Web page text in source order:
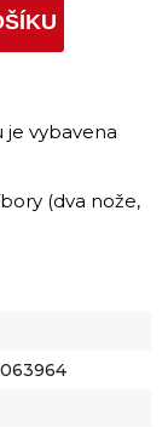
je vybavena
(dva nože,